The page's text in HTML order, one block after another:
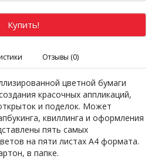
Купить!
Отзывы (0)
цветной бумаги
красочных аппликаций,
и поделок. Может
квиллинга и оформления
пять самых
на пяти листах А4 формата.
в папке.